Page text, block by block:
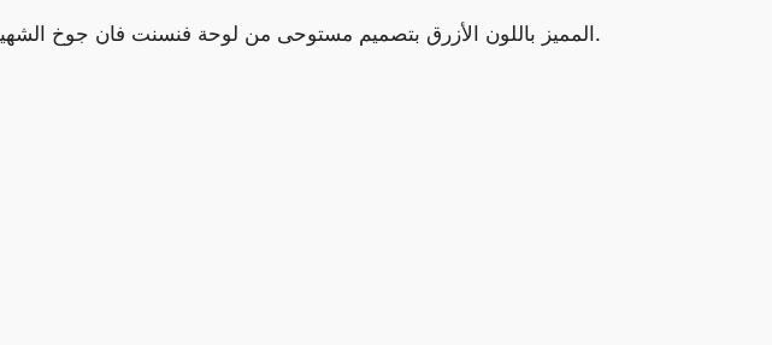
كما طورت الشركة نموذج “Starry Night” المميز باللون الأزرق بتصميم مستوحى من لوحة فنسنت فان جوخ الشهيرة، حيث يظهر الهاتف بتصميم ثلاثي الأبعاد.